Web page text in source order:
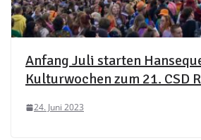
Anfang Juli starten
Kulturwochen zum 21. CSD
24. Juni 2023